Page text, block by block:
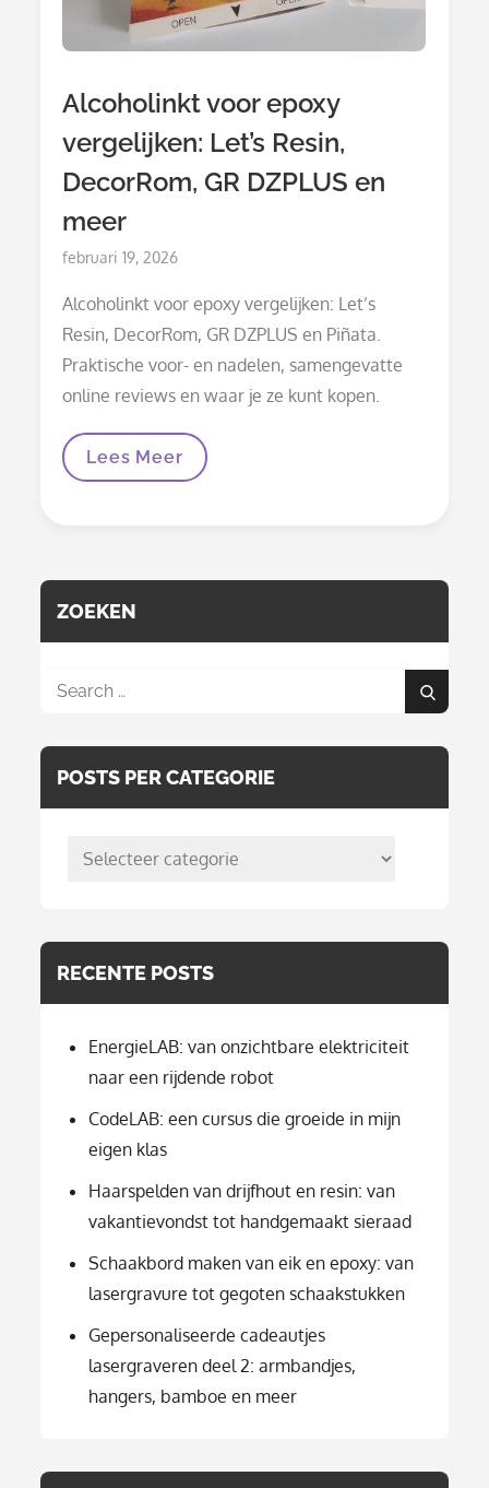
Alcoholinkt voor epoxy
vergelijken: Let’s Resin,
DecorRom, GR DZPLUS en
meer
Posted
februari 19, 2026
Alcoholinkt voor epoxy vergelijken: Let’s
Resin, DecorRom, GR DZPLUS en Piñata.
Praktische voor- en nadelen, samengevatte
online reviews en waar je ze kunt kopen.
Alcoholinkt
GR
DZPLUS
En
Meer
Lees Meer
ZOEKEN
Search
Search
POSTS PER CATEGORIE
posts
RECENTE POSTS
EnergieLAB: van onzichtbare elektriciteit
naar een rijdende robot
CodeLAB: een cursus die groeide in mijn
eigen klas
Haarspelden van drijfhout en resin: van
vakantievondst tot handgemaakt sieraad
Schaakbord maken van eik en epoxy: van
lasergravure tot gegoten schaakstukken
Gepersonaliseerde cadeautjes
lasergraveren deel 2: armbandjes,
hangers, bamboe en meer